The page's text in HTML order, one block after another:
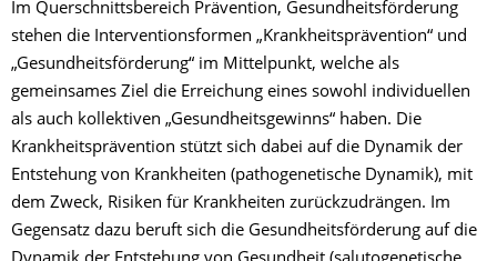
Im Querschnittsbereich Prävention, Gesundheitsförderung
stehen die Interventionsformen „Krankheitsprävention“ und
„Gesundheitsförderung“ im Mittelpunkt, welche als
gemeinsames Ziel die Erreichung eines sowohl individuellen
als auch kollektiven „Gesundheitsgewinns“ haben. Die
Krankheitsprävention stützt sich dabei auf die Dynamik der
Entstehung von Krankheiten (pathogenetische Dynamik), mit
dem Zweck, Risiken für Krankheiten zurückzudrängen. Im
Gegensatz dazu beruft sich die Gesundheitsförderung auf die